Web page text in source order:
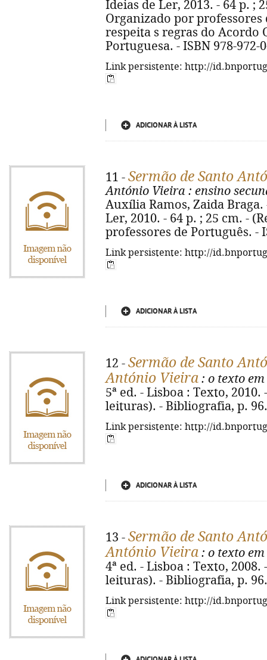
Ideias de Ler, 2013. - 64 p. ;
Organizado por professores
respeita s regras do Acordo
Portuguesa. - ISBN 978-972-
Link persistente: http://
ADICIONAR À LISTA
11 - Sermão de Santo
António Vieira : ensino
Auxília Ramos, Zaida
Ler, 2010. - 64 p. ; 25 cm. -
professores de Português. -
Link persistente: http://
ADICIONAR À LISTA
12 - Sermão de Santo
António Vieira : o texto
5ª ed. - Lisboa : Texto,
leituras). - Bibliografia, p. 96.
Link persistente: http://
ADICIONAR À LISTA
13 - Sermão de Santo
António Vieira : o texto
4ª ed. - Lisboa : Texto,
leituras). - Bibliografia, p. 96.
Link persistente: http://